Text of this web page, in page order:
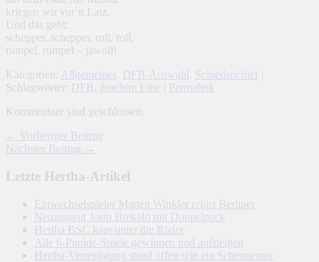
kriegen wir vor`n Latz.
Und das geht:
schepper, schepper, roll, roll,
rumpel, rumpel – jawoll!
Kategorien:
Allgemeines DFB-Auswahl Schiedsrichter
Schlagwörter:
DFB Joachim Löw
Permalink
Kommentare sind geschlossen.
← Vorheriger Beitrag
Nächster Beitrag →
Letzte Hertha-Artikel
Einwechselspieler Marten Winkler erlöst Berliner
Neuzugang Josip Brekalo mit Doppelpack
Hertha BSC kam unter die Räder
Alle 6-Punkte-Spiele gewinnen und aufsteigen
Hertha-Verteidigung stand offen wie ein Scheunentor